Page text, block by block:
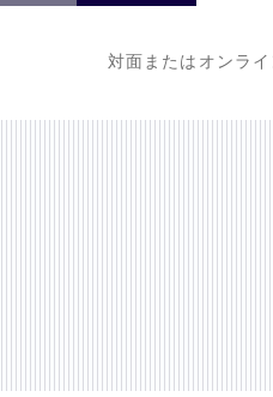
対面またはオンラ